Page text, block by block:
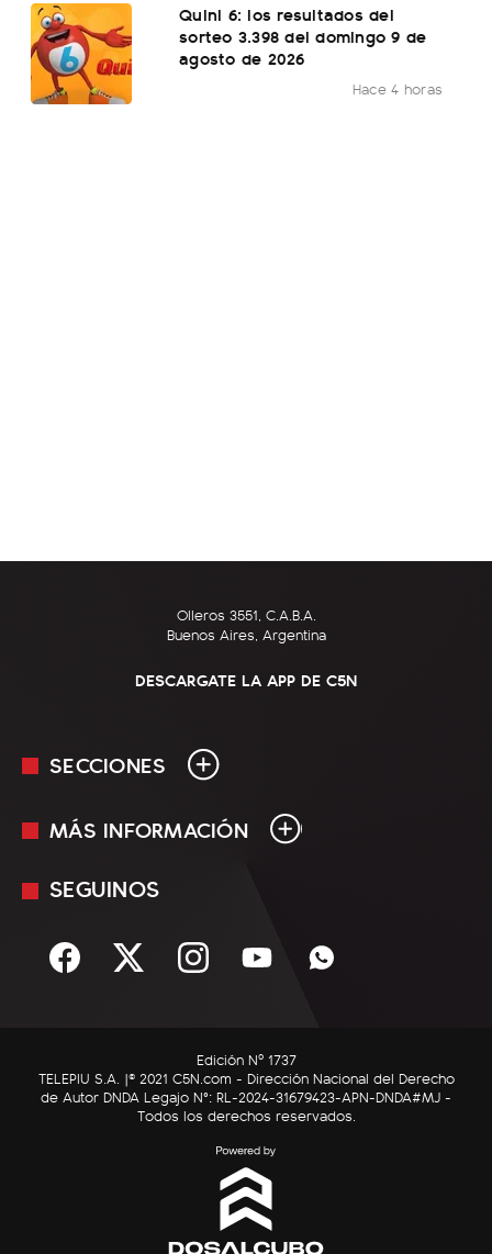
Quini 6: los resultados del
sorteo 3.398 del domingo 9 de
agosto de 2026
Hace 4 horas
Olleros 3551, C.A.B.A.
Buenos Aires, Argentina
DESCARGATE LA APP DE C5N
SECCIONES
En Vivo
Sociedad
C5N Autos
RatingCero
MÁS INFORMACIÓN
Mediakit
Términos y condiciones
SEGUINOS
Edición Nº 1737
TELEPIU S.A. |© 2021 C5N.com - Dirección Nacional del Derecho
de Autor DNDA Legajo N°: RL-2024-31679423-APN-DNDA#MJ -
Todos los derechos reservados.